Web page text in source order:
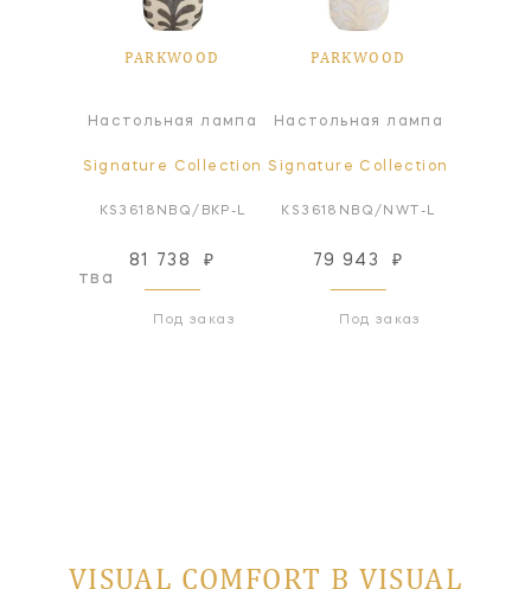
PARKWOOD
Настольная лампа
Signature Collection
KS3618NBQ/BKP-L
81 738 ₽
Под заказ
PARKWOOD
Настольная лампа
Signature Collection
KS3618NBQ/NWT-L
79 943 ₽
Под заказ
VISUAL COMFORT В VISUAL